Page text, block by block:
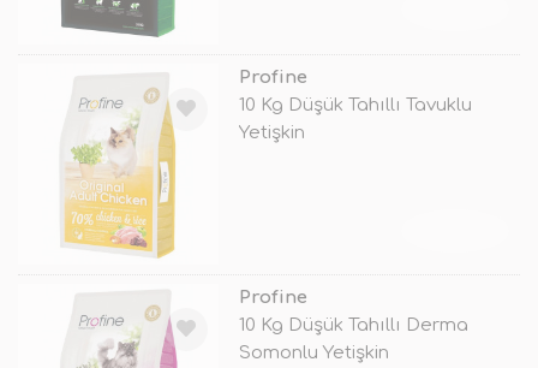
Profine
10 Kg Düşük Tahıllı Tavuklu
Yetişkin
Profine
10 Kg Düşük Tahıllı Derma
Somonlu Yetişkin